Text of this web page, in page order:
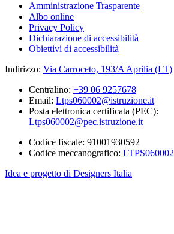
Amministrazione Trasparente
Albo online
Privacy Policy
Dichiarazione di accessibilità
Obiettivi di accessibilità
Indirizzo: Via Carroceto, 193/A Aprilia (LT)
Centralino: +39 06 9257678
Email: Ltps060002@istruzione.it
Posta elettronica certificata (PEC):
Ltps060002@pec.istruzione.it
Codice fiscale: 91001930592
Codice meccanografico: LTPS060002
Idea e progetto di Designers Italia